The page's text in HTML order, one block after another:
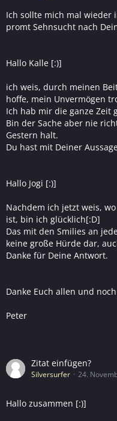
Ich sollte mich mal wieder
promt Sehnsucht nach
Hallo Kalle [:)]
ich weis, durch meinen
hoffe, mein Unvermögen
Ich hab mir die ganze Zeit
Bin der Sache aber nie
Gestern halt.
Du hast mit Deiner
Hallo Jogi [:)]
Nachdem ich jetzt weis,
ist, bin ich glücklich[:D]
Das mit den Smilies an
keine große Hürde dar,
Danke für Deine Antwort.
Danke Euch allen und
Peter
Zitat einfügen?
Silversurfer 24.
Hallo zusammen [:)]